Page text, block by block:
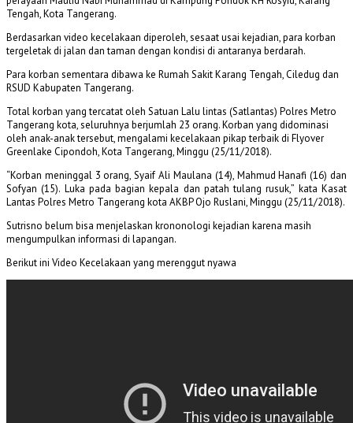
Tengah, Kota Tangerang.
Berdasarkan video kecelakaan diperoleh, sesaat usai kejadian, para korban
tergeletak di jalan dan taman dengan kondisi di antaranya berdarah.
Para korban sementara dibawa ke Rumah Sakit Karang Tengah, Ciledug dan
RSUD Kabupaten Tangerang.
Total korban yang tercatat oleh Satuan Lalu lintas (Satlantas) Polres Metro
Tangerang kota, seluruhnya berjumlah 23 orang. Korban yang didominasi
oleh anak-anak tersebut, mengalami kecelakaan pikap terbaik di Flyover
Greenlake Cipondoh, Kota Tangerang, Minggu (25/11/2018).
“Korban meninggal 3 orang, Syaif Ali Maulana (14), Mahmud Hanafi (16) dan
Sofyan (15). Luka pada bagian kepala dan patah tulang rusuk,” kata Kasat
Lantas Polres Metro Tangerang kota AKBP Ojo Ruslani, Minggu (25/11/2018).
Sutrisno belum bisa menjelaskan krononologi kejadian karena masih
mengumpulkan informasi di lapangan.
Berikut ini Video Kecelakaan yang merenggut nyawa